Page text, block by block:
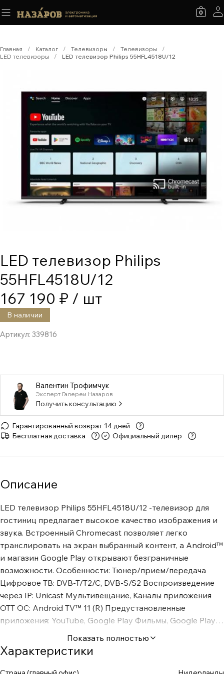
0
Главная / Каталог / Телевизоры / Телевизоры
/
LED телевизоры
/ LED телевизор Philips 55HFL4518U/12
LED телевизор Philips
55HFL4518U/12
167 190 ₽ / шт
В наличии
Артикул: 339816
Валентин Трофимчук
Эксперт Галереи Назаров
Получить консультацию
Гарантированный возврат 14 дней
Бесплатная доставка
Официальный дилер
Описание
LED телевизор Philips 55HFL4518U/12 -телевизор для
гостиниц предлагает высокое качество изображения и
звука. Встроенный Chromecast позволяет легко
транслировать на экран выбранный контент, а Android™
и магазин Google Play открывают безграничные
возможности. Особенности: Тюнер/прием/передача
Цифровое ТВ: DVB-T/T2/C, DVB-S/S2 Воспроизведение
через IP: Unicast Мультивещание, Каналы приложения
OTT ОС: Android TV™ 11 (R) Предустановленные
приложения: YouTube, Google Play Фильмы, Google Play
Игры, Магазин ,Music Объем флэш-памяти: 16 ГБ
Специальные гостиничные функции Гостиничный режим:
Блокировка меню Внешняя блокировка управления
Ограничение громкости (в том числе для кнопки HP)
Показать полностью
Характеристики